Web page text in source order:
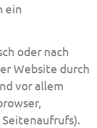
ein
oder nach
Website durch
vor allem